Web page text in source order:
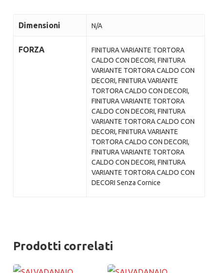
Dimensioni N/A
FORZA
FINITURA VARIANTE TORTORA
CALDO CON DECORI, FINITURA
VARIANTE TORTORA CALDO CON
DECORI, FINITURA VARIANTE
TORTORA CALDO CON DECORI,
FINITURA VARIANTE TORTORA
CALDO CON DECORI, FINITURA
VARIANTE TORTORA CALDO CON
DECORI, FINITURA VARIANTE
TORTORA CALDO CON DECORI,
FINITURA VARIANTE TORTORA
CALDO CON DECORI, FINITURA
VARIANTE TORTORA CALDO CON
DECORI Senza Cornice
Prodotti correlati